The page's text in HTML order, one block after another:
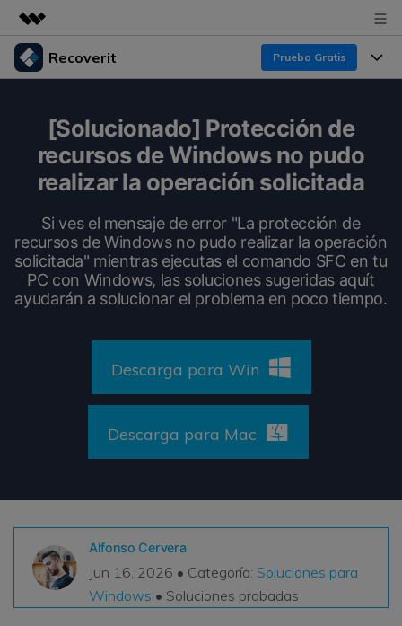
Productos destacados
Utilidades
Empresas
Resumen
Soluciones
Quiénes somos
Sala de prensa
Tienda
Recoverit Prueba Gratis
Recoverit para Windows
Líder en recuperación para Windows
Pruébalo Gratis
Recupera datos perdidos/eliminados gratis
Funciones
Recuperar Medios Borrados
Soluciones de Recuperación Exclusivas Nuevo
Escenarios de Pérdida de Datos
Recursos
Por qué Recoverit
Experto en Recuperación de Datos
Temas Destacados
DESCARGAR Sign In
[Solucionado] Protección de
recursos de Windows no pudo
realizar la operación solicitada
Si ves el mensaje de error "La protección de
recursos de Windows no pudo realizar la operación
solicitada" mientras ejecutas el comando SFC en tu
PC con Windows, las soluciones sugeridas aquít
ayudarán a solucionar el problema en poco tiempo.
Descarga para Win
Descarga para Mac
Alfonso Cervera
Jun 16, 2026 • Categoría: Soluciones para
Windows • Soluciones probadas